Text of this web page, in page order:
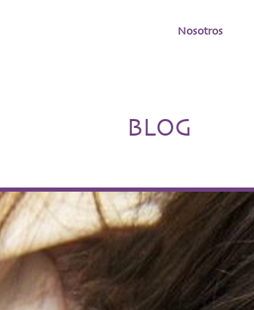
Nosotros
BLOG